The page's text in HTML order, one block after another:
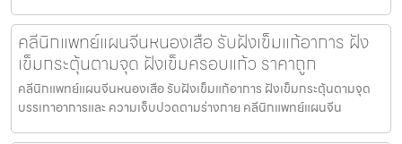
คลีนิกแพทย์แผนจีนหนองเสือ รับฝังเข็มแก้อาการ ฝัง
เข็มกระตุ้นตามจุด ฝังเข็มครอบแก้ว ราคาถูก
คลีนิกแพทย์แผนจีนหนองเสือ รับฝังเข็มแก้อาการ ฝังเข็มกระตุ้นตามจุด
บรรเทาอาการและ ความเจ็บปวดตามร่างกาย คลีนิกแพทย์แผนจีน